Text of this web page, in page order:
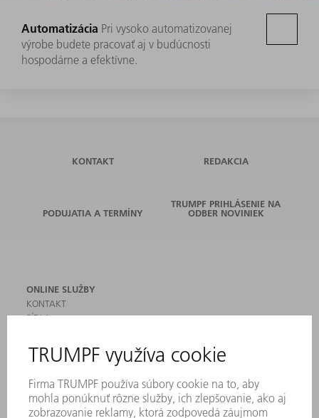
Automatizácia Pri vysoko automatizovanej
výrobe budete pracovať aj v budúcnosti
hospodárne a efektívne.
KONTAKT REDAKCIA
PODUJATIA A TERMÍNY
TRUMPF PRIHLÁSENIE NA
ODBER NOVINIEK
ONLINE SLUŽBY
KONTAKT
SÍDLA
PRIHLÁSENIE NA ODBER NOVINIEK
KARTA BEZPEČNOSTNÝCH ÚDAJOV
STROJE & SYSTÉMY
LASER